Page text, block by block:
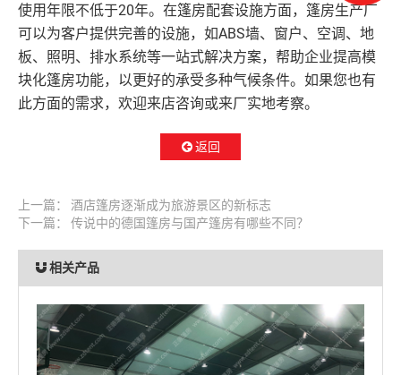
使用年限不低于20年。在篷房配套设施方面，篷房生产厂
可以为客户提供完善的设施，如ABS墙、窗户、空调、地
板、照明、排水系统等一站式解决方案，帮助企业提高模
块化篷房功能，以更好的承受多种气候条件。如果您也有
此方面的需求，欢迎来店咨询或来厂实地考察。
返回
上一篇： 酒店篷房逐渐成为旅游景区的新标志
下一篇： 传说中的德国篷房与国产篷房有哪些不同？
相关产品